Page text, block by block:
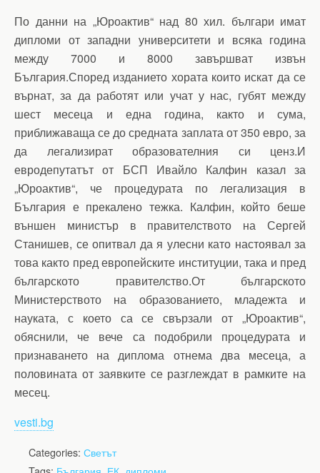
По данни на „Юроактив“ над 80 хил. българи имат
дипломи от западни университети и всяка година
между 7000 и 8000 завършват извън
България.Според изданието хората които искат да се
върнат, за да работят или учат у нас, губят между
шест месеца и една година, както и сума,
приближаваща се до средната заплата от 350 евро, за
да легализират образователния си ценз.И
евродепутатът от БСП Ивайло Калфин казал за
„Юроактив“, че процедурата по легализация в
България е прекалено тежка. Калфин, който беше
външен министър в правителството на Сергей
Станишев, се опитвал да я улесни като настоявал за
това както пред европейските институции, така и пред
българското правителство.От българското
Министерството на образованието, младежта и
науката, с което са се свързали от „Юроактив“,
обяснили, че вече са подобрили процедурата и
признаването на диплома отнема два месеца, а
половината от заявките се разглеждат в рамките на
месец.
vesti.bg
Categories: Светът